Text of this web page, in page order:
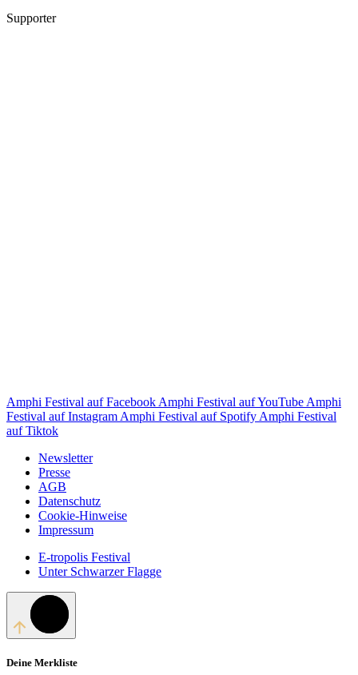
Supporter
Amphi Festival auf Facebook Amphi Festival auf YouTube Amphi
Festival auf Instagram Amphi Festival auf Spotify Amphi Festival
auf Tiktok
Newsletter
Presse
AGB
Datenschutz
Cookie-Hinweise
Impressum
E-tropolis Festival
Unter Schwarzer Flagge
Deine Merkliste